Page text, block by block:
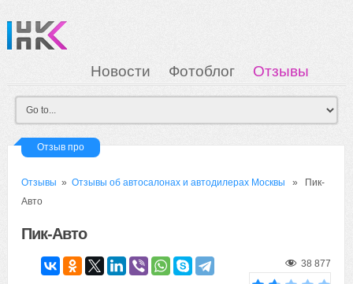
Новости Фотоблог
Отзывы
Загрузка
Мои Картинки Вход
Отзыв про
Отзывы »Отзывы об автосалонах и автодилерах Москвы » Пик-
Авто
Пик-Авто
38 877